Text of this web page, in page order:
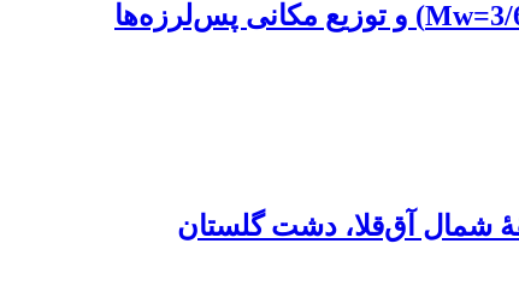
شمال آق‌قلا، دشت گلستان